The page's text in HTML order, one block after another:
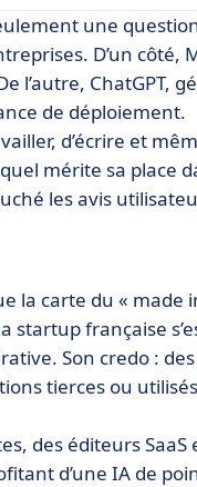
?
une
D’un côté,
l’autre, ChatGPT,
de déploiement.
d’écrire et
mérite sa place
les avis
la carte du « made
startup française
Son credo :
tierces ou
des éditeurs
d’une IA de